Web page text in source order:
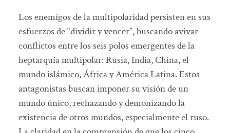
Los enemigos de la multipolaridad persisten en sus
esfuerzos de “dividir y vencer”, buscando avivar
conflictos entre los seis polos emergentes de la
heptarquía multipolar: Rusia, India, China, el
mundo islámico, África y América Latina. Estos
antagonistas buscan imponer su visión de un
mundo único, rechazando y demonizando la
existencia de otros mundos, especialmente el ruso.